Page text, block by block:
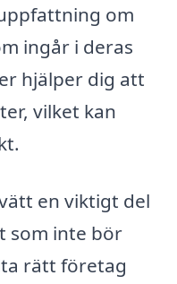
om
ingår i deras
hjälper dig att
vilket kan
en viktigt del
som inte bör
rätt företag